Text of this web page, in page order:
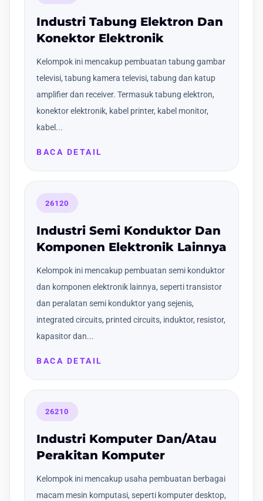
Industri Tabung Elektron Dan
Konektor Elektronik
Kelompok ini mencakup pembuatan tabung gambar
televisi, tabung kamera televisi, tabung dan katup
amplifier dan receiver. Termasuk tabung elektron,
konektor elektronik, kabel printer, kabel monitor,
kabel...
BACA DETAIL
26120
Industri Semi Konduktor Dan
Komponen Elektronik Lainnya
Kelompok ini mencakup pembuatan semi konduktor
dan komponen elektronik lainnya, seperti transistor
dan peralatan semi konduktor yang sejenis,
integrated circuits, printed circuits, induktor, resistor,
kapasitor dan...
BACA DETAIL
26210
Industri Komputer Dan/Atau
Perakitan Komputer
Kelompok ini mencakup usaha pembuatan berbagai
macam mesin komputasi, seperti komputer desktop,